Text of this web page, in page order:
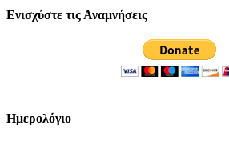
Ενισχύστε τις Αναμνήσεις
Ημερολόγιο